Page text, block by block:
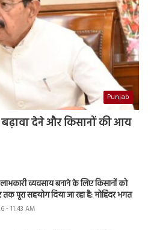
Punjab
देने और किसानों की आय
व्यवसाय बनाने के लिए किसानों को
पूरा सहयोग दिया जा रहा है: मोहिंदर भगत
- 11:43 AM